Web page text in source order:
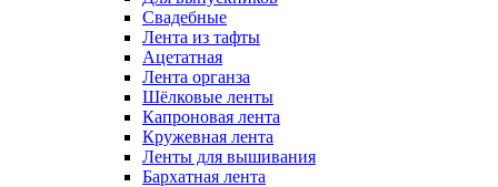
Свадебные
Лента из тафты
Ацетатная
Лента органза
Шёлковые ленты
Капроновая лента
Кружевная лента
Ленты для вышивания
Бархатная лента